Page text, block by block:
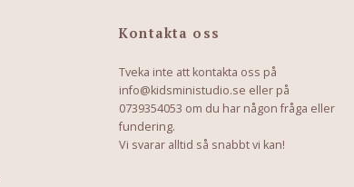
Kontakta oss
Tveka inte att kontakta oss på
info@kidsministudio.se eller på
0739354053 om du har någon fråga eller
fundering.
Vi svarar alltid så snabbt vi kan!